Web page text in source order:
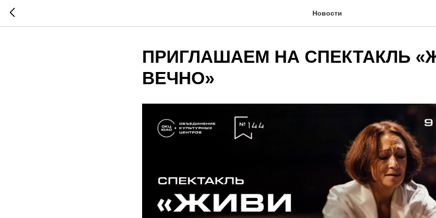
Новости
ПРИГЛАШАЕМ НА СПЕКТАКЛЬ
ВЕЧНО»